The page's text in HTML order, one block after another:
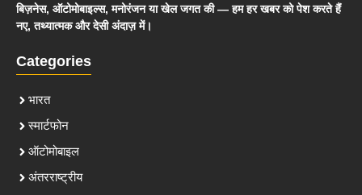
बिज़नेस, ऑटोमोबाइल्स, मनोरंजन या खेल जगत की — हम हर खबर को पेश करते हैं
नए, तथ्यात्मक और देसी अंदाज़ में।
Categories
भारत
स्मार्टफोन
ऑटोमोबाइल
अंतरराष्ट्रीय